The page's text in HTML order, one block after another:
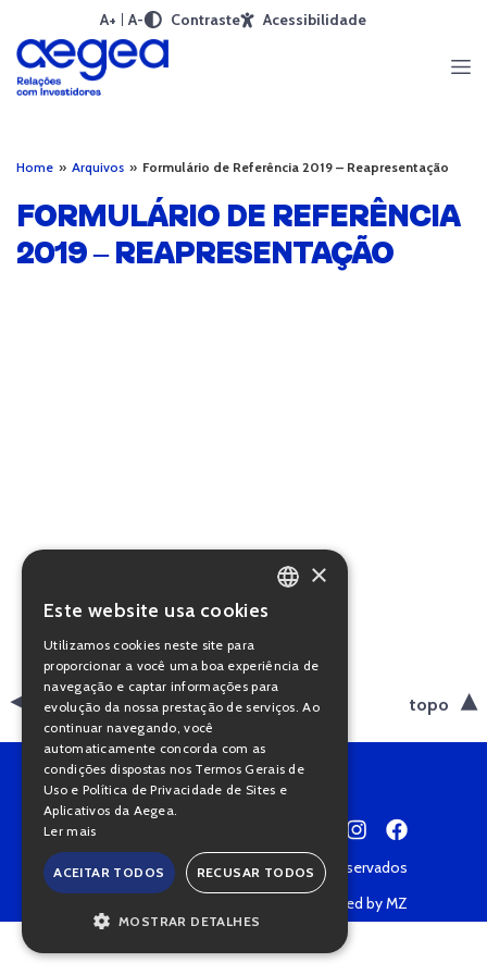
A+ A- Contraste Acessibilidade
Home » Arquivos » Formulário de Referência 2019 – Reapresentação
FORMULÁRIO DE REFERÊNCIA
2019 – REAPRESENTAÇÃO
voltar topo
Copyright © 2022 • Todos os direitos reservados
Powered by MZ
PORTUGUESE
×
Este website usa cookies
Utilizamos cookies neste site para
proporcionar a você uma boa experiência de
navegação e captar informações para
evolução da nossa prestação de serviços. Ao
continuar navegando, você
automaticamente concorda com as
condições dispostas nos Termos Gerais de
Uso e Política de Privacidade de Sites e
Aplicativos da Aegea.
Ler mais
ACEITAR TODOS RECUSAR TODOS
MOSTRAR DETALHES